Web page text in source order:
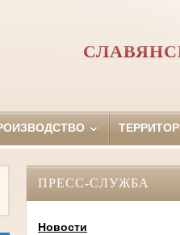
ПРЕСС-СЛУЖБА
Новости